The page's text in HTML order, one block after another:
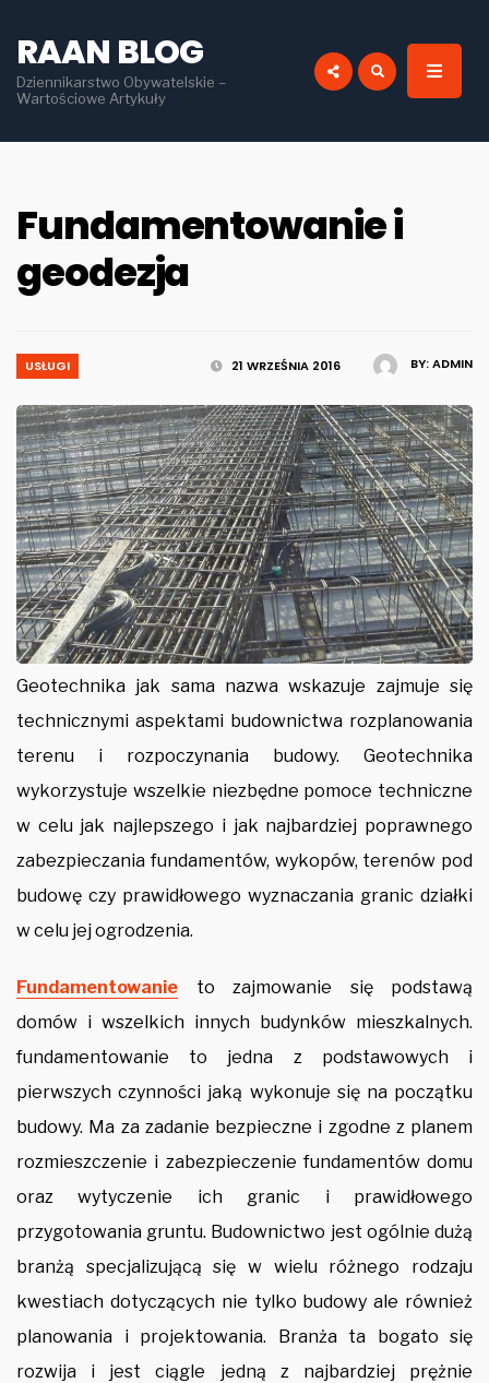
RAAN BLOG
Dziennikarstwo Obywatelskie –
Wartościowe Artykuły
Fundamentowanie i
geodezja
BY:ADMIN
21 WRZEŚNIA 2016
USŁUGI
Geotechnika jak sama nazwa wskazuje zajmuje się
technicznymi aspektami budownictwa rozplanowania
terenu i rozpoczynania budowy. Geotechnika
wykorzystuje wszelkie niezbędne pomoce techniczne
w celu jak najlepszego i jak najbardziej poprawnego
zabezpieczania fundamentów, wykopów, terenów pod
budowę czy prawidłowego wyznaczania granic działki
w celu jej ogrodzenia.
Fundamentowanie to zajmowanie się podstawą
domów i wszelkich innych budynków mieszkalnych.
fundamentowanie to jedna z podstawowych i
pierwszych czynności jaką wykonuje się na początku
budowy. Ma za zadanie bezpieczne i zgodne z planem
rozmieszczenie i zabezpieczenie fundamentów domu
oraz wytyczenie ich granic i prawidłowego
przygotowania gruntu. Budownictwo jest ogólnie dużą
branżą specjalizującą się w wielu różnego rodzaju
kwestiach dotyczących nie tylko budowy ale również
planowania i projektowania. Branża ta bogato się
rozwija i jest ciągle jedną z najbardziej prężnie